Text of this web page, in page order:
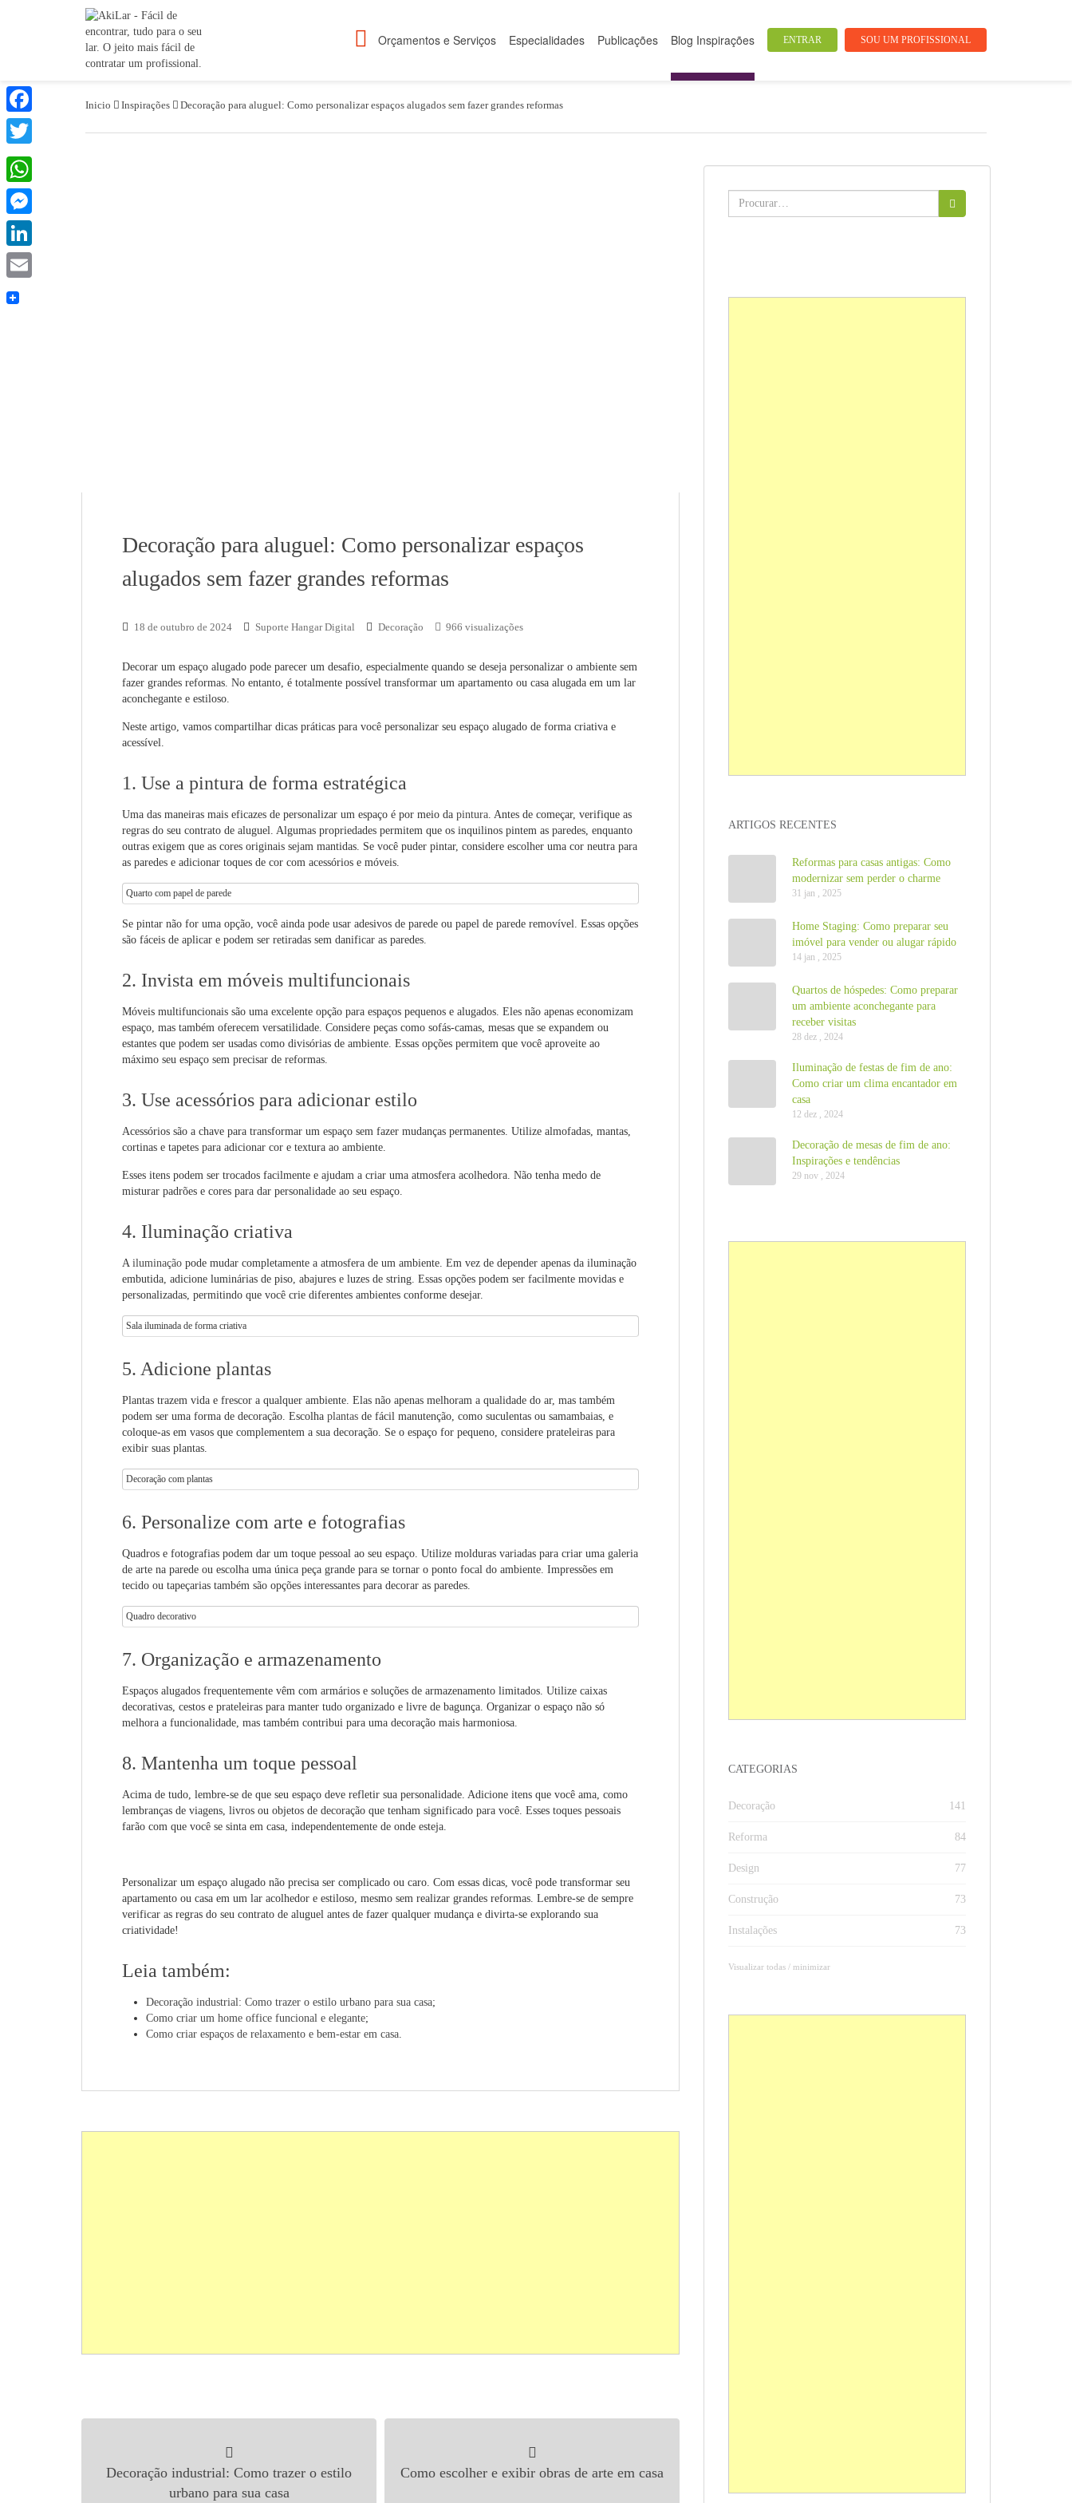
ENTRAR SOU UM PROFISSIONAL
Orçamentos e Serviços Especialidades Publicações Blog Inspirações
Inicio Inspirações Decoração para aluguel: Como personalizar espaços alugados sem fazer grandes reformas
Decoração para aluguel: Como personalizar espaços
alugados sem fazer grandes reformas
18 de outubro de 2024 Suporte Hangar Digital Decoração 966 visualizações
Decorar um espaço alugado pode parecer um desafio, especialmente quando se deseja personalizar o ambiente sem
fazer grandes reformas. No entanto, é totalmente possível transformar um apartamento ou casa alugada em um lar
aconchegante e estiloso.
Neste artigo, vamos compartilhar dicas práticas para você personalizar seu espaço alugado de forma criativa e
acessível.
1. Use a pintura de forma estratégica
Uma das maneiras mais eficazes de personalizar um espaço é por meio da pintura. Antes de começar, verifique as
regras do seu contrato de aluguel. Algumas propriedades permitem que os inquilinos pintem as paredes, enquanto
outras exigem que as cores originais sejam mantidas. Se você puder pintar, considere escolher uma cor neutra para
as paredes e adicionar toques de cor com acessórios e móveis.
Quarto com papel de parede
Se pintar não for uma opção, você ainda pode usar adesivos de parede ou papel de parede removível. Essas opções
são fáceis de aplicar e podem ser retiradas sem danificar as paredes.
2. Invista em móveis multifuncionais
Móveis multifuncionais são uma excelente opção para espaços pequenos e alugados. Eles não apenas economizam
espaço, mas também oferecem versatilidade. Considere peças como sofás-camas, mesas que se expandem ou
estantes que podem ser usadas como divisórias de ambiente. Essas opções permitem que você aproveite ao
máximo seu espaço sem precisar de reformas.
3. Use acessórios para adicionar estilo
Acessórios são a chave para transformar um espaço sem fazer mudanças permanentes. Utilize almofadas, mantas,
cortinas e tapetes para adicionar cor e textura ao ambiente.
Esses itens podem ser trocados facilmente e ajudam a criar uma atmosfera acolhedora. Não tenha medo de
misturar padrões e cores para dar personalidade ao seu espaço.
4. Iluminação criativa
A iluminação pode mudar completamente a atmosfera de um ambiente. Em vez de depender apenas da iluminação
embutida, adicione luminárias de piso, abajures e luzes de string. Essas opções podem ser facilmente movidas e
personalizadas, permitindo que você crie diferentes ambientes conforme desejar.
Sala iluminada de forma criativa
5. Adicione plantas
Plantas trazem vida e frescor a qualquer ambiente. Elas não apenas melhoram a qualidade do ar, mas também
podem ser uma forma de decoração. Escolha plantas de fácil manutenção, como suculentas ou samambaias, e
coloque-as em vasos que complementem a sua decoração. Se o espaço for pequeno, considere prateleiras para
exibir suas plantas.
Decoração com plantas
6. Personalize com arte e fotografias
Quadros e fotografias podem dar um toque pessoal ao seu espaço. Utilize molduras variadas para criar uma galeria
de arte na parede ou escolha uma única peça grande para se tornar o ponto focal do ambiente. Impressões em
tecido ou tapeçarias também são opções interessantes para decorar as paredes.
Quadro decorativo
7. Organização e armazenamento
Espaços alugados frequentemente vêm com armários e soluções de armazenamento limitados. Utilize caixas
decorativas, cestos e prateleiras para manter tudo organizado e livre de bagunça. Organizar o espaço não só
melhora a funcionalidade, mas também contribui para uma decoração mais harmoniosa.
8. Mantenha um toque pessoal
Acima de tudo, lembre-se de que seu espaço deve refletir sua personalidade. Adicione itens que você ama, como
lembranças de viagens, livros ou objetos de decoração que tenham significado para você. Esses toques pessoais
farão com que você se sinta em casa, independentemente de onde esteja.
Personalizar um espaço alugado não precisa ser complicado ou caro. Com essas dicas, você pode transformar seu
apartamento ou casa em um lar acolhedor e estiloso, mesmo sem realizar grandes reformas. Lembre-se de sempre
verificar as regras do seu contrato de aluguel antes de fazer qualquer mudança e divirta-se explorando sua
criatividade!
Leia também:
Decoração industrial: Como trazer o estilo urbano para sua casa;
Como criar um home office funcional e elegante;
Como criar espaços de relaxamento e bem-estar em casa.
Decoração industrial: Como trazer o estilo
urbano para sua casa
Como escolher e exibir obras de arte em casa
Buscar:
ARTIGOS RECENTES
Reformas para casas antigas: Como
modernizar sem perder o charme
31 jan , 2025
Home Staging: Como preparar seu
imóvel para vender ou alugar rápido
14 jan , 2025
Quartos de hóspedes: Como preparar
um ambiente aconchegante para
receber visitas
28 dez , 2024
Iluminação de festas de fim de ano:
Como criar um clima encantador em
casa
12 dez , 2024
Decoração de mesas de fim de ano:
Inspirações e tendências
29 nov , 2024
CATEGORIAS
Decoração 141
Reforma 84
Design 77
Construção 73
Instalações 73
Visualizar todas / minimizar
Facebook
Twitter
WhatsApp
Messenger
LinkedIn
Email